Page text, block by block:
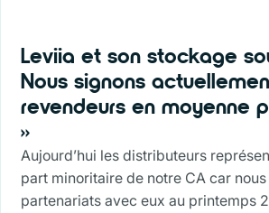
Leviia et son stockage
Nous signons
revendeurs en moyenne
»
Aujourd’hui les distributeurs
part minoritaire de notre CA car
partenariats avec eux au printemps